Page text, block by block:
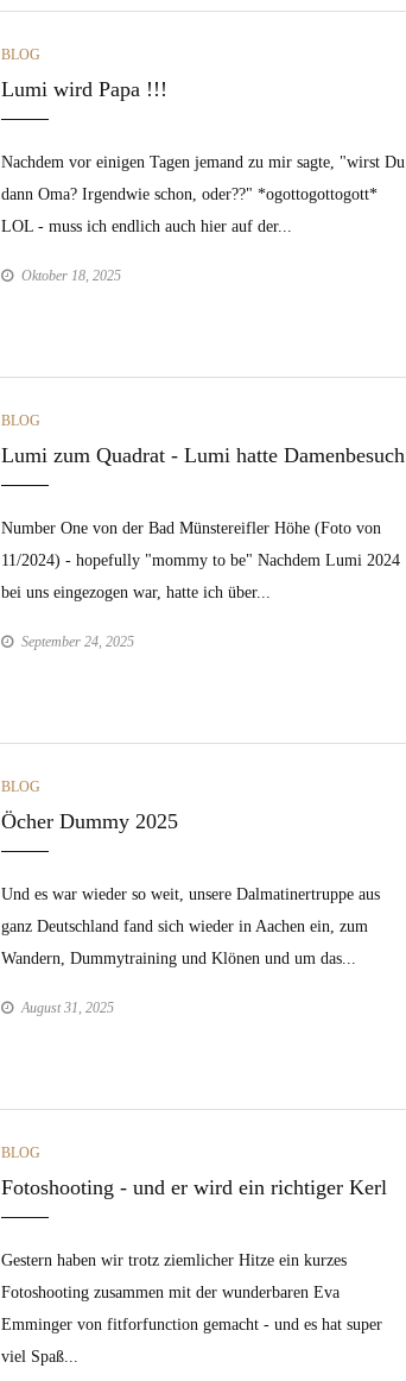
CATEGORIES
BLOG
Lumi wird Papa !!!
Nachdem vor einigen Tagen jemand zu mir sagte, "wirst Du
dann Oma? Irgendwie schon, oder??" *ogottogottogott*
LOL - muss ich endlich auch hier auf der...
Oktober 18, 2025
CATEGORIES
BLOG
Lumi zum Quadrat - Lumi hatte Damenbesuch
Number One von der Bad Münstereifler Höhe (Foto von
11/2024) - hopefully "mommy to be" Nachdem Lumi 2024
bei uns eingezogen war, hatte ich über...
September 24, 2025
CATEGORIES
BLOG
Öcher Dummy 2025
Und es war wieder so weit, unsere Dalmatinertruppe aus
ganz Deutschland fand sich wieder in Aachen ein, zum
Wandern, Dummytraining und Klönen und um das...
August 31, 2025
CATEGORIES
BLOG
Fotoshooting - und er wird ein richtiger Kerl
Gestern haben wir trotz ziemlicher Hitze ein kurzes
Fotoshooting zusammen mit der wunderbaren Eva
Emminger von fitforfunction gemacht - und es hat super
viel Spaß...